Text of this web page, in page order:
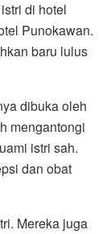
di hotel
Punokawan.
baru lulus
dibuka oleh
mengantongi
istri sah.
dan obat
Mereka juga